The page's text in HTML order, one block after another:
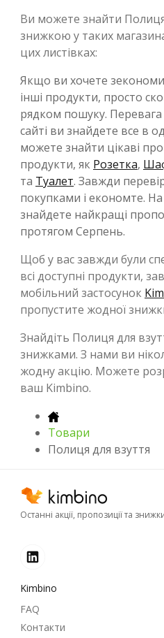
Ви можете знайти
знижкою у таких
цих листівках:
Якщо ви хочете
інші продукти, просто
рядком пошуку.
сайті ви знайдете все в
можете знайти цікаві
продукти, як Розетка,
та Туалет. Завжди
покупками і економте.
знайдете найкращі
протягом Серпень.
Щоб у вас завжди були
всі доступні продукти,
мобільний застосунок
пропустите жодної
Знайдіть Полиця для
знижками. З нами ви
жодну акцію. Можете
ваш Kimbino.
Товари
Полиця для взуття
Останні акції, пропозиції та
Kimbino
FAQ
Контакти